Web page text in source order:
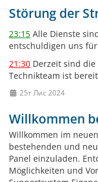
Störung der
23:15 Alle Dienste
entschuldigen uns
21:30 Derzeit sind
Technikteam ist
25т Лис 2024
Willkommen
Willkommen im
bestehenden und
Panel einzuladen.
Möglichkeiten und